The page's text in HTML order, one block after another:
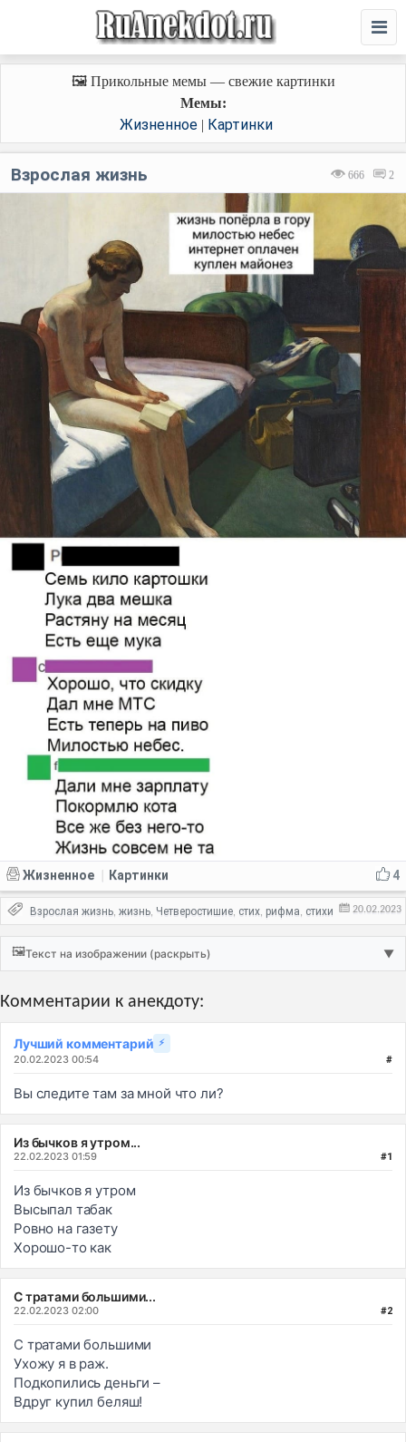
🖼️ Прикольные мемы — свежие картинки
Мемы:
Жизненное | Картинки
666 2
Взрослая жизнь
4
Жизненное Картинки
20.02.2023
Взрослая жизнь, жизнь, Четверостишие, стих, рифма, стихи
🖼️Текст на изображении (раскрыть) ▼
Комментарии к анекдоту:
Лучший комментарий ⚡
20.02.2023 00:54 #
Вы следите там за мной что ли?
Из бычков я утром...
22.02.2023 01:59 #1
Из бычков я утром
Высыпал табак
Ровно на газету
Хорошо-то как
С тратами большими...
22.02.2023 02:00 #2
С тратами большими
Ухожу я в раж.
Подкопились деньги –
Вдруг купил беляш!